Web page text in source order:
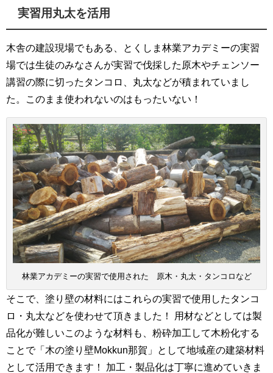
実習用丸太を活用
木舎の建設現場でもある、とくしま林業アカデミーの実習
場では生徒のみなさんが実習で伐採した原木やチェンソー
講習の際に切ったタンコロ、丸太などが積まれていまし
た。このまま使われないのはもったいない！
林業アカデミーの実習で使用された 原木・丸太・タンコロなど
そこで、塗り壁の材料にはこれらの実習で使用したタンコ
ロ・丸太などを使わせて頂きました！ 用材などとしては製
品化が難しいこのような材料も、粉砕加工して木粉化する
ことで「木の塗り壁Mokkun那賀」として地域産の建築材料
として活用できます！ 加工・製品化は丁寧に進めていきま